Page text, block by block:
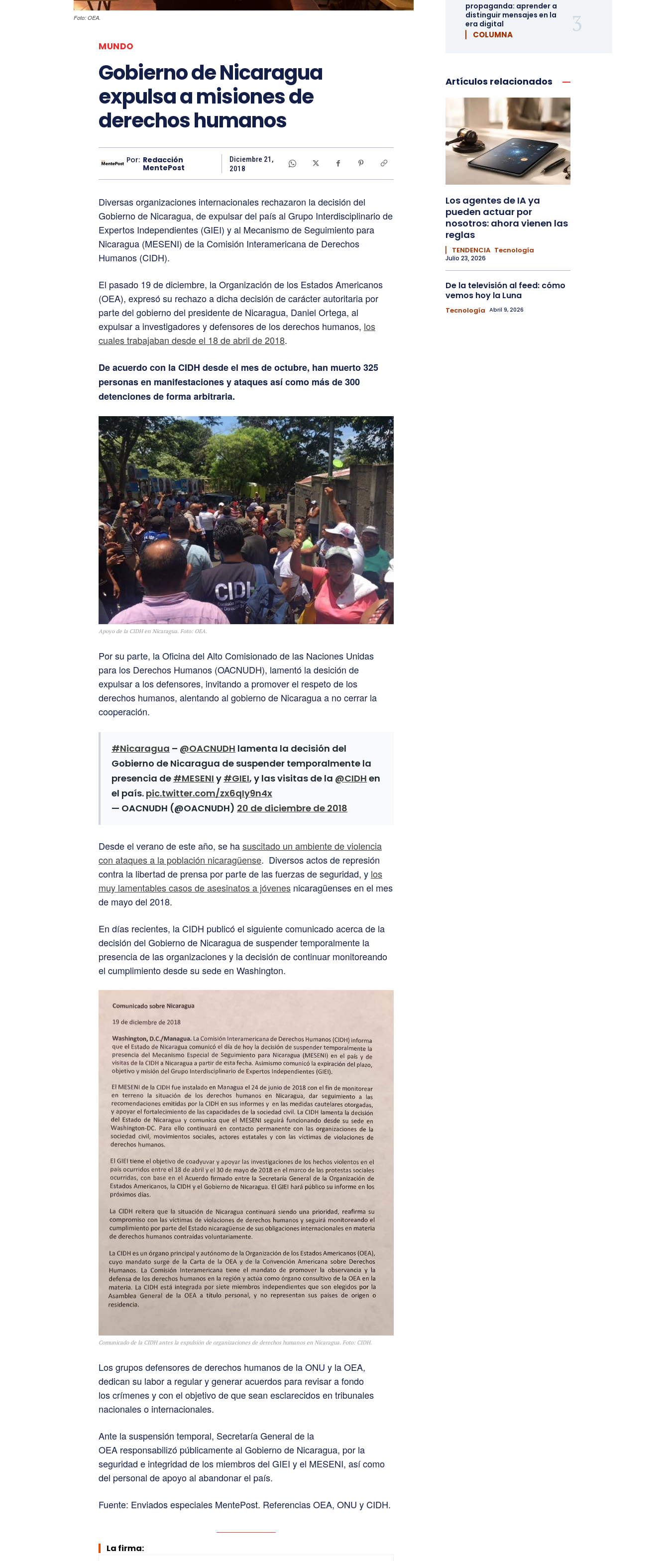
Foto: OEA.
MUNDO
Gobierno de Nicaragua
expulsa a misiones de
derechos humanos
Por: Redacción
MentePost
Diciembre 21,
2018
Diversas organizaciones internacionales rechazaron la decisión del
Gobierno de Nicaragua, de expulsar del país al Grupo Interdisciplinario de
Expertos Independientes (GIEI) y al Mecanismo de Seguimiento para
Nicaragua (MESENI) de la Comisión Interamericana de Derechos
Humanos (CIDH).
El pasado 19 de diciembre, la Organización de los Estados Americanos
(OEA), expresó su rechazo a dicha decisión de carácter autoritaria por
parte del gobierno del presidente de Nicaragua, Daniel Ortega, al
expulsar a investigadores y defensores de los derechos humanos, los
cuales trabajaban desde el 18 de abril de 2018.
De acuerdo con la CIDH desde el mes de octubre, han muerto 325
personas en manifestaciones y ataques así como más de 300
detenciones de forma arbitraria.
Apoyo de la CIDH en Nicaragua. Foto: OEA.
Por su parte, la Oficina del Alto Comisionado de las Naciones Unidas
para los Derechos Humanos (OACNUDH), lamentó la desición de
expulsar a los defensores, invitando a promover el respeto de los
derechos humanos, alentando al gobierno de Nicaragua a no cerrar la
cooperación.
#Nicaragua – @OACNUDH lamenta la decisión del
Gobierno de Nicaragua de suspender temporalmente la
presencia de #MESENI y #GIEI, y las visitas de la @CIDH en
el país. pic.twitter.com/zx6qIy9n4x
— OACNUDH (@OACNUDH) 20 de diciembre de 2018
Desde el verano de este año, se hasuscitado un ambiente de violencia
con ataques a la población nicaragüense. Diversos actos de represión
contra la libertad de prensa por parte de las fuerzas de seguridad, y los
muy lamentables casos de asesinatos a jóvenes nicaragüenses en el mes
de mayo del 2018.
En días recientes, la CIDH publicó el siguiente comunicado acerca de la
decisión del Gobierno de Nicaragua de suspender temporalmente la
presencia de las organizaciones y la decisión de continuar monitoreando
el cumplimiento desde su sede en Washington.
Comunicado de la CIDH antes la expulsión de organizaciones de derechos humanos en Nicaragua. Foto: CIDH.
Los grupos defensores de derechos humanos de la ONU y la OEA,
dedican su labor a regular y generar acuerdos para revisar a fondo
los crímenes y con el objetivo de que sean esclarecidos en tribunales
nacionales o internacionales.
Ante la suspensión temporal, Secretaría General de la
OEA responsabilizó públicamente al Gobierno de Nicaragua, por la
seguridad e integridad de los miembros del GIEI y el MESENI, así como
del personal de apoyo al abandonar el país.
Fuente: Enviados especiales MentePost. Referencias OEA, ONU y CIDH.
La firma:
propaganda: aprender a
distinguir mensajes en la
era digital
▏ COLUMNA
Artículos relacionados
Los agentes de IA ya
pueden actuar por
nosotros: ahora vienen las
reglas
▏ TENDENCIA Tecnología
Julio 23, 2026
De la televisión al feed: cómo
vemos hoy la Luna
Tecnología Abril 9, 2026